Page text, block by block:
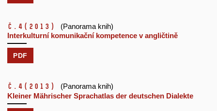
č.4 (2013)
(Panorama knih)
Interkulturní komunikační kompetence v angličtině
PDF
č.4 (2013)
(Panorama knih)
Kleiner Mährischer Sprachatlas der deutschen Dialekte